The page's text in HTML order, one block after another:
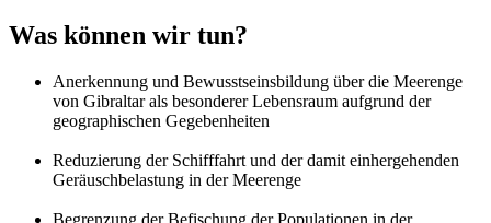
Was können wir tun?
Anerkennung und Bewusstseinsbildung über die Meerenge
von Gibraltar als besonderer Lebensraum aufgrund der
geographischen Gegebenheiten
Reduzierung der Schifffahrt und der damit einhergehenden
Geräuschbelastung in der Meerenge